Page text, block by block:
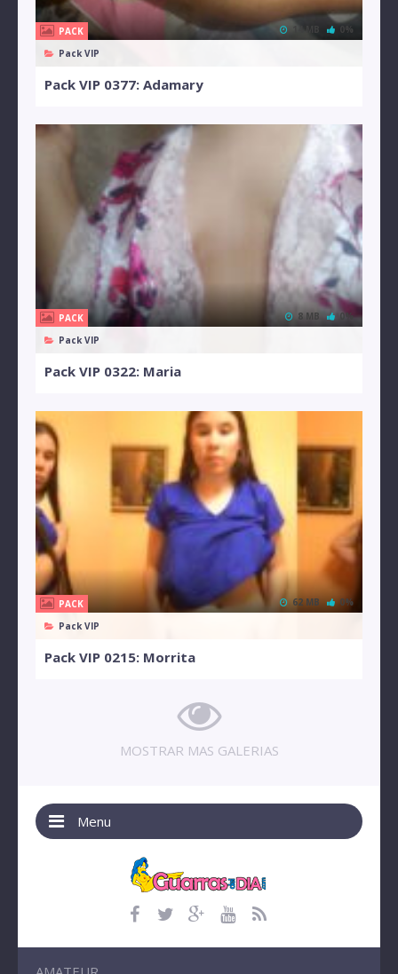
PACK
Pack VIP
0%
Pack VIP 0377: Adamary
PACK
Pack VIP
8 MB 0%
Pack VIP 0322: Maria
PACK
Pack VIP
62 MB 0%
Pack VIP 0215: Morrita
MOSTRAR MAS GALERIAS
Menu